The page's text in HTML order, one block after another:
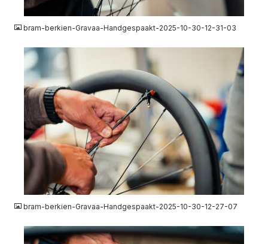
JPG
bram-berkien-Gravaa-Handgespaakt-2025-10-30-12-31-03
bram-berkien-Gravaa-Handgespaakt-2025-10-30-12-27-07